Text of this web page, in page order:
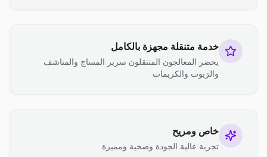
خدمة متنقلة مجهزة بالكامل
يحضر المعالجون المتنقلون سرير المساج والمناشف
والزيوت والكريمات
خاص ومريح
تجربة عالية الجودة وصحية ومميزة